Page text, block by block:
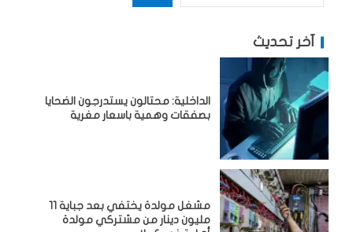
آخر تحديث
الداخلية: محتالون يستدرجون الضحايا
بصفقات وهمية باسعار مغرية
مشغل مولدة يختفي بعد جباية 11
مليون دينار من مشتركي مولدة